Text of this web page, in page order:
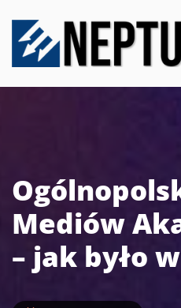
content
Mediów
– jak było